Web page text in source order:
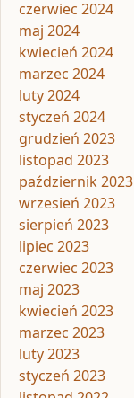
czerwiec 2024
maj 2024
kwiecień 2024
marzec 2024
luty 2024
styczeń 2024
grudzień 2023
listopad 2023
październik 2023
wrzesień 2023
sierpień 2023
lipiec 2023
czerwiec 2023
maj 2023
kwiecień 2023
marzec 2023
luty 2023
styczeń 2023